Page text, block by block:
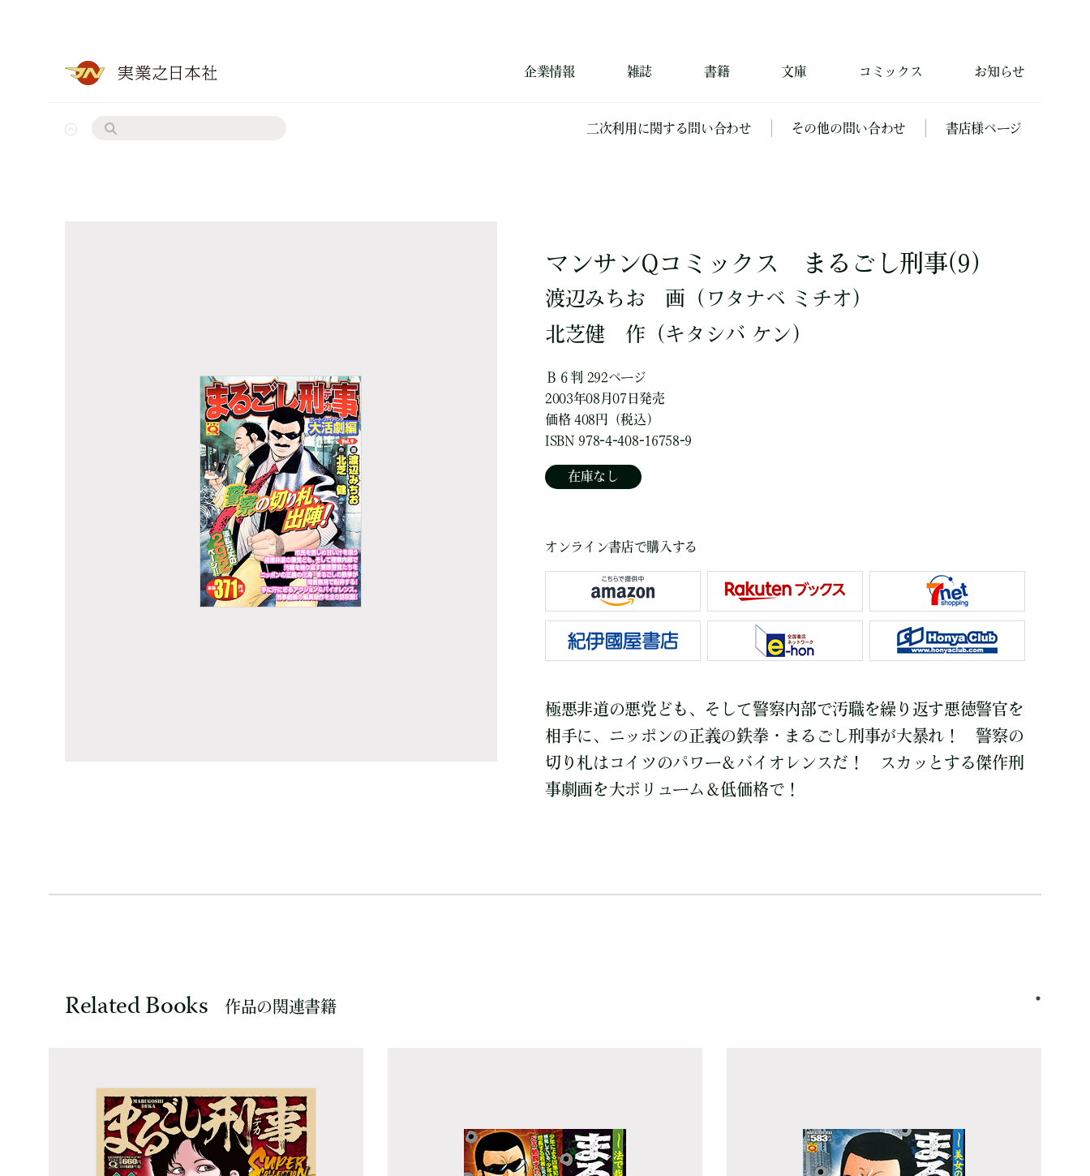
企業情報 雑誌 書籍 文庫 コミックス お知らせ
二次利用に関する問い合わせ その他の問い合わせ 書店様ページ
マンサンQコミックス まるごし刑事(9)
渡辺みちお 画 （ワタナベ ミチオ）
北芝健
作 （キタシバ ケン）
Ｂ６判 292ページ
2003年08月07日発売
価格 408円（税込）
ISBN 978-4-408-16758-9
在庫なし
オンライン書店で購入する
極悪非道の悪党ども、そして警察内部で汚職を繰り返す悪徳警官を
相手に、ニッポンの正義の鉄拳・まるごし刑事が大暴れ！ 警察の
切り札はコイツのパワー＆バイオレンスだ！ スカッとする傑作刑
事劇画を大ボリューム＆低価格で！
Related Books 作品の関連書籍